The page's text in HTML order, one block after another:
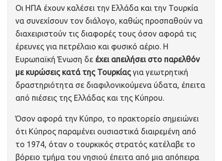
Οι ΗΠΑ έχουν καλέσει την Ελλάδα και την Τουρκία
να συνεχίσουν τον διάλογο, καθώς προσπαθούν να
διαχειριστούν τις διαφορές τους όσον αφορά τις
έρευνες για πετρέλαιο και φυσικό αέριο. Η
Ευρωπαϊκή Ένωση δε έχει απειλήσει στο παρελθόν
με κυρώσεις κατά της Τουρκίας για γεωτρητική
δραστηριότητα σε διαφιλονικούμενα ύδατα, έπειτα
από πιέσεις της Ελλάδας και της Κύπρου.
Όσον αφορά την Κύπρο, το πρακτορείο σημειώνει
ότι Κύπρος παραμένει ουσιαστικά διαιρεμένη από
το 1974, όταν ο τουρκικός στρατός κατέλαβε το
βόρειο τμήμα του νησιού έπειτα από μια απόπειρα